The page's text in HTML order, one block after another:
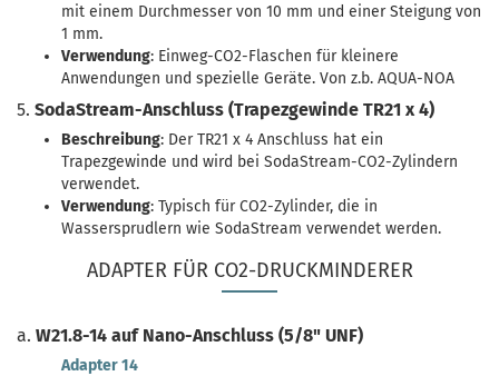
mit einem Durchmesser von 10 mm und einer Steigung von
1 mm.
Verwendung: Einweg-CO2-Flaschen für kleinere
Anwendungen und spezielle Geräte. Von z.b. AQUA-NOA
5. SodaStream-Anschluss (Trapezgewinde TR21 x 4)
Beschreibung: Der TR21 x 4 Anschluss hat ein
Trapezgewinde und wird bei SodaStream-CO2-Zylindern
verwendet.
Verwendung: Typisch für CO2-Zylinder, die in
Wassersprudlern wie SodaStream verwendet werden.
ADAPTER FÜR CO2-DRUCKMINDERER
a. W21.8-14 auf Nano-Anschluss (5/8" UNF)
Adapter 14